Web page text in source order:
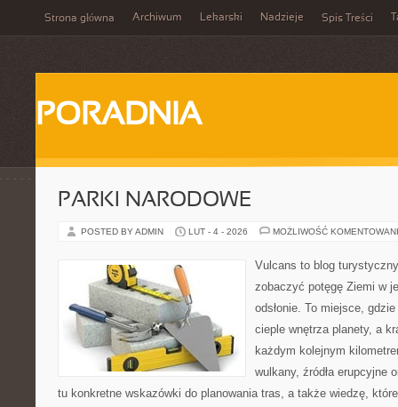
Strona główna Archiwum Lekarski Nadzieje Spis Treści
PORADNIA
PARKI NARODOWE
POSTED BY ADMIN LUT - 4 - 2026 MOŻLIWOŚĆ
Vulcans to blog
zobaczyć potęgę Ziemi w
odsłonie. To miejsce,
cieple wnętrza planety, a
każdym kolejnym
wulkany, źródła erupcyjne
tu konkretne wskazówki do planowania tras, a także wiedzę,